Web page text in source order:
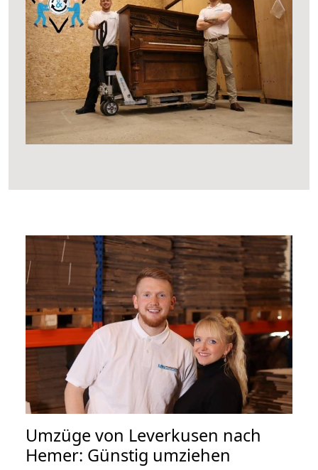
Umzüge von Leverkusen nach
Hemer: Günstig umziehen